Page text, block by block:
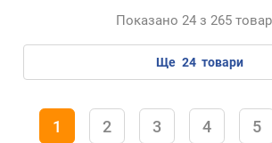
п
т
Показано 24 з 265
ще 24 товари
1 2 3 4 5